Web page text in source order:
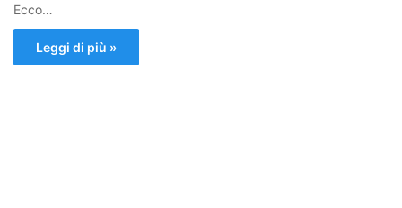
Ecco…
Leggi di più »